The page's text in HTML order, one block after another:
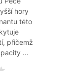
hory
této
přičemž
...